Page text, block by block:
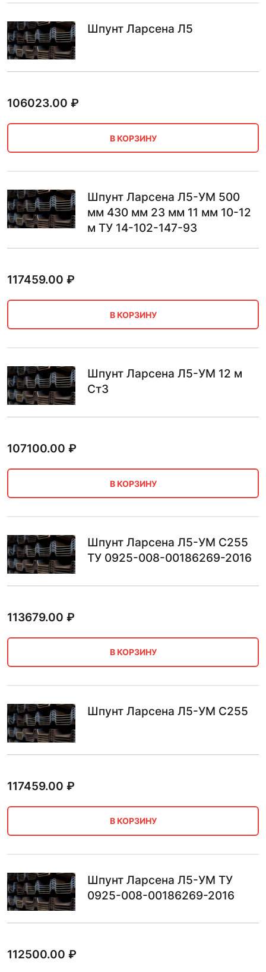
Шпунт Ларсена Л5
106023.00 ₽
В КОРЗИНУ
Шпунт Ларсена Л5-УМ 500
мм 430 мм 23 мм 11 мм 10-12
м ТУ 14-102-147-93
117459.00 ₽
В КОРЗИНУ
Шпунт Ларсена Л5-УМ 12 м
Ст3
107100.00 ₽
В КОРЗИНУ
Шпунт Ларсена Л5-УМ С255
ТУ 0925-008-00186269-2016
113679.00 ₽
В КОРЗИНУ
Шпунт Ларсена Л5-УМ С255
117459.00 ₽
В КОРЗИНУ
Шпунт Ларсена Л5-УМ ТУ
0925-008-00186269-2016
112500.00 ₽